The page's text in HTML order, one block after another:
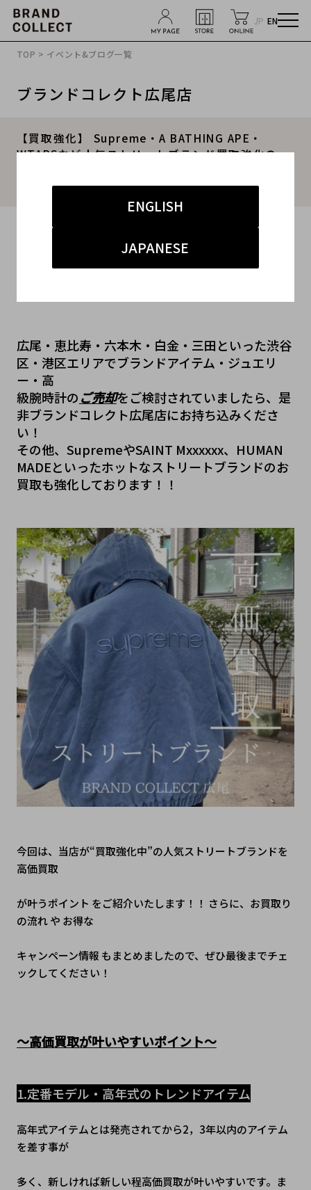
JP EN
ENGLISH
JAPANESE
TOP > イベント&ブログ一覧
ブランドコレクト広尾店
【買取強化】 Supreme・A BATHING APE・
WTAPSなど人気ストリートブランド買取強化の
します！
2025.11.26
#シュプリーム #買取
広尾・恵比寿・六本木・白金・三田といった渋谷
区・港区エリアでブランドアイテム・ジュエリ
ー・高
級腕時計のご売却をご検討されていましたら、是
非ブランドコレクト広尾店にお持ち込みくださ
い！
その他、SupremeやSAINT Mxxxxxx、HUMAN
MADEといったホットなストリートブランドのお
買取も強化しております！！
今回は、当店が“買取強化中”の人気ストリートブランドを
高価買取
が叶うポイント をご紹介いたします！！ さらに、お買取り
の流れ や お得な
キャンペーン情報 もまとめましたので、ぜひ最後までチェ
ックしてください！
～高価買取が叶いやすいポイント～
1.定番モデル・高年式のトレンドアイテム
高年式アイテムとは発売されてから2，3年以内のアイテム
を差す事が
多く、新しければ新しい程高価買取が叶いやすいです。ま